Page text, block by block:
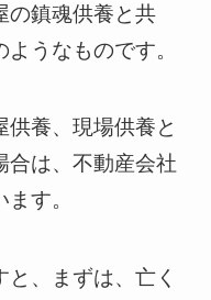
の鎮魂供養と共
うなものです。
養、現場供養と
合は、不動産会社
す。
、まずは、亡く